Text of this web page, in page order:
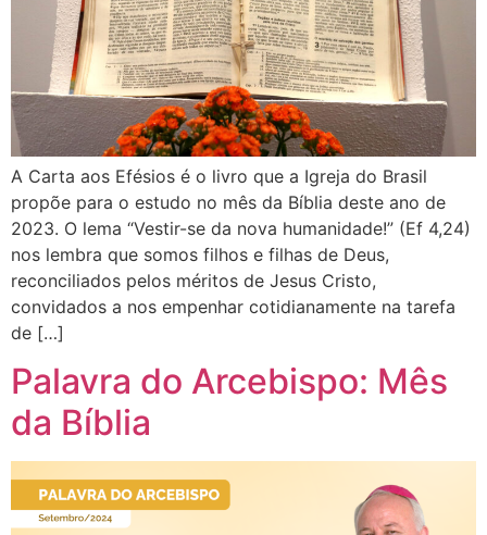
A Carta aos Efésios é o livro que a Igreja do Brasil
propõe para o estudo no mês da Bíblia deste ano de
2023. O lema “Vestir-se da nova humanidade!” (Ef 4,24)
nos lembra que somos filhos e filhas de Deus,
reconciliados pelos méritos de Jesus Cristo,
convidados a nos empenhar cotidianamente na tarefa
de […]
Palavra do Arcebispo: Mês
da Bíblia